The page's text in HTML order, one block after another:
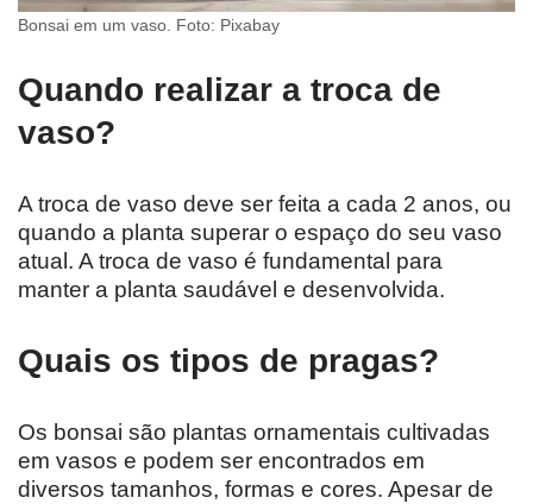
Bonsai em um vaso. Foto: Pixabay
Quando realizar a troca de
vaso?
A troca de vaso deve ser feita a cada 2 anos, ou
quando a planta superar o espaço do seu vaso
atual. A troca de vaso é fundamental para
manter a planta saudável e desenvolvida.
Quais os tipos de pragas?
Os bonsai são plantas ornamentais cultivadas
em vasos e podem ser encontrados em
diversos tamanhos, formas e cores. Apesar de